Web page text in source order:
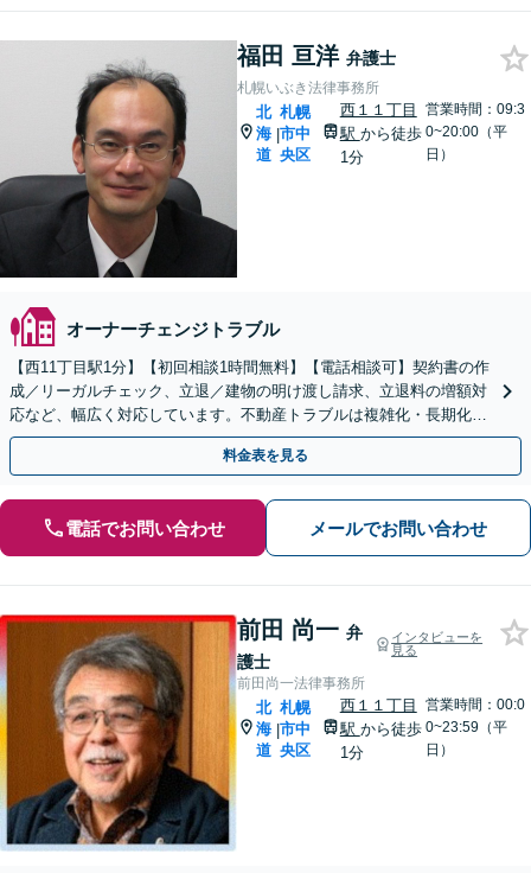
福田 亘洋 弁護士
札幌いぶき法律事務所
北
海
道
|
札幌
市中
央区
西１１丁目
駅 から徒歩
1分
営業時間：09:3
0~20:00（平
日）
オーナーチェンジトラブル
【西11丁目駅1分】【初回相談1時間無料】【電話相談可】契約書の作
成／リーガルチェック、立退／建物の明け渡し請求、立退料の増額対
応など、幅広く対応しています。不動産トラブルは複雑化・長期化し
やすいため、お早めに弁護士にご依頼ください。
料金表を見る
電話でお問い合わせ メールでお問い合わせ
前田 尚一 弁
護士
インタビューを
見る
前田尚一法律事務所
北
海
道
|
札幌
市中
央区
西１１丁目
駅 から徒歩
1分
営業時間：00:0
0~23:59（平
日）